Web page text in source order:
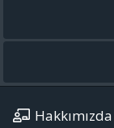
Hakkımızda